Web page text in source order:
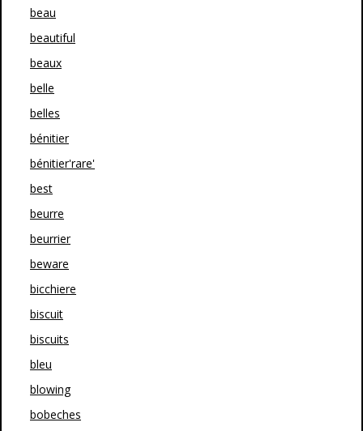
beau
beautiful
beaux
belle
belles
bénitier
bénitier'rare'
best
beurre
beurrier
beware
bicchiere
biscuit
biscuits
bleu
blowing
bobeches